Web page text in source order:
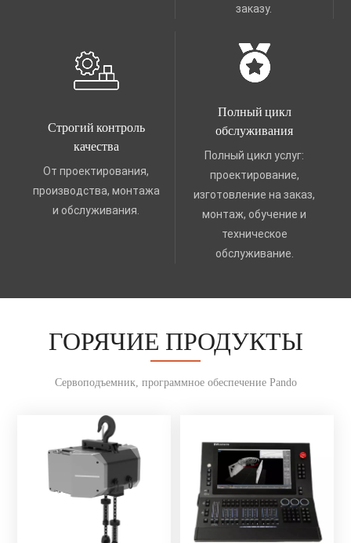
заказу.
Строгий контроль
качества
От проектирования,
производства, монтажа
и обслуживания.
Полный цикл
обслуживания
Полный цикл услуг:
проектирование,
изготовление на заказ,
монтаж, обучение и
техническое
обслуживание.
ГОРЯЧИЕ ПРОДУКТЫ
Сервоподъемник, программное обеспечение Pando